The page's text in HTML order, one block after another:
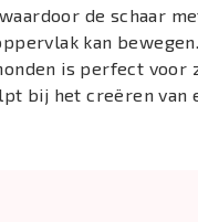
de schaar
kan
is perfect voor
bij het creëren van